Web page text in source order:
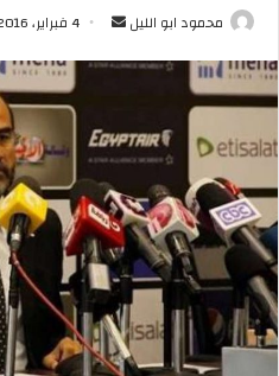
محمود ابو الليل
أرسل
إلكترونيا
4 فبراير، 2016